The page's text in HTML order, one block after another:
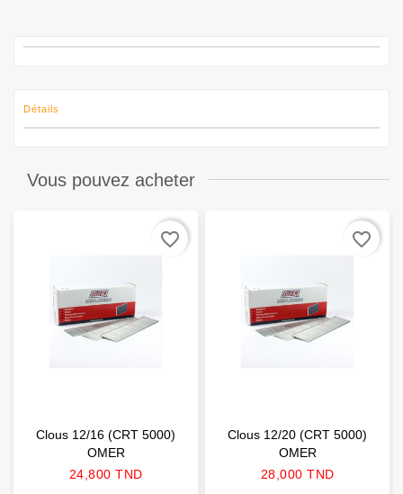
Détails
Vous pouvez acheter
Clous 12/16 (CRT 5000)
OMER
Prix
24,800 TND
favorite_border
Clous 12/20 (CRT 5000)
OMER
Prix
28,000 TND
favorite_border